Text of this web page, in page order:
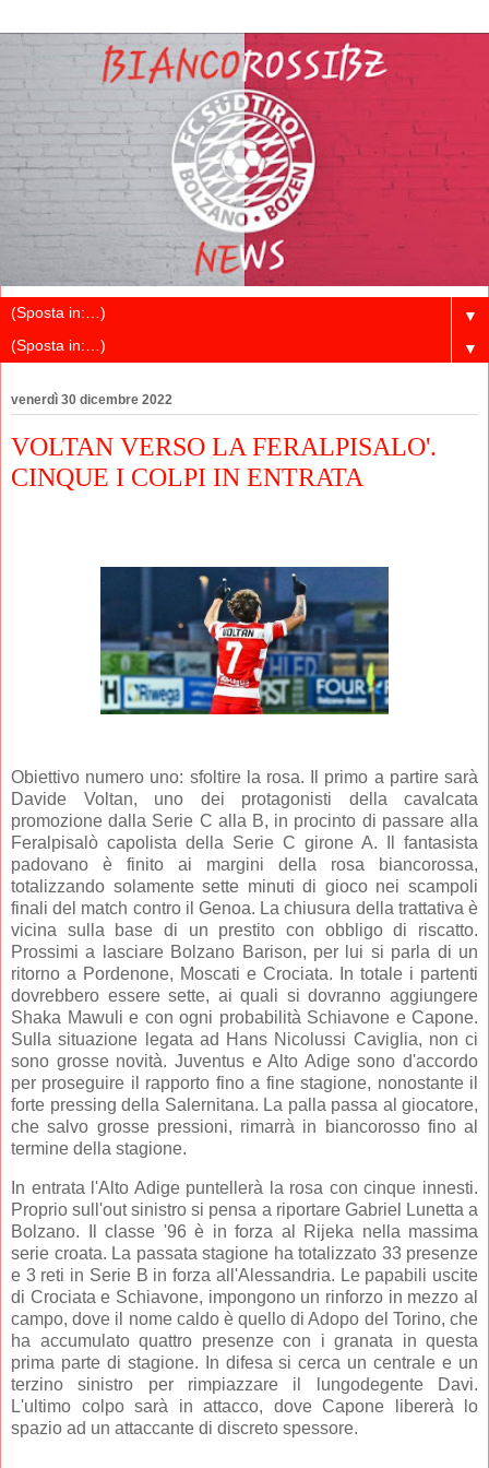
▼
▼
venerdì 30 dicembre 2022
VOLTAN VERSO LA FERALPISALO'.
CINQUE I COLPI IN ENTRATA
Obiettivo numero uno: sfoltire la rosa. Il primo a partire sarà
Davide Voltan, uno dei protagonisti della cavalcata
promozione dalla Serie C alla B, in procinto di passare alla
Feralpisalò capolista della Serie C girone A. Il fantasista
padovano è finito ai margini della rosa biancorossa,
totalizzando solamente sette minuti di gioco nei scampoli
finali del match contro il Genoa. La chiusura della trattativa è
vicina sulla base di un prestito con obbligo di riscatto.
Prossimi a lasciare Bolzano Barison, per lui si parla di un
ritorno a Pordenone, Moscati e Crociata. In totale i partenti
dovrebbero essere sette, ai quali si dovranno aggiungere
Shaka Mawuli e con ogni probabilità Schiavone e Capone.
Sulla situazione legata ad Hans Nicolussi Caviglia, non ci
sono grosse novità. Juventus e Alto Adige sono d'accordo
per proseguire il rapporto fino a fine stagione, nonostante il
forte pressing della Salernitana. La palla passa al giocatore,
che salvo grosse pressioni, rimarrà in biancorosso fino al
termine della stagione.
In entrata l'Alto Adige puntellerà la rosa con cinque innesti.
Proprio sull'out sinistro si pensa a riportare Gabriel Lunetta a
Bolzano. Il classe '96 è in forza al Rijeka nella massima
serie croata. La passata stagione ha totalizzato 33 presenze
e 3 reti in Serie B in forza all'Alessandria. Le papabili uscite
di Crociata e Schiavone, impongono un rinforzo in mezzo al
campo, dove il nome caldo è quello di Adopo del Torino, che
ha accumulato quattro presenze con i granata in questa
prima parte di stagione. In difesa si cerca un centrale e un
terzino sinistro per rimpiazzare il lungodegente Davi.
L'ultimo colpo sarà in attacco, dove Capone libererà lo
spazio ad un attaccante di discreto spessore.